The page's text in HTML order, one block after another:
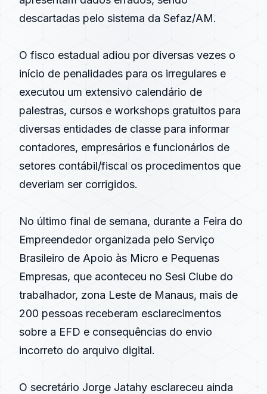
descartadas pelo sistema da Sefaz/AM.
O fisco estadual adiou por diversas vezes o
início de penalidades para os irregulares e
executou um extensivo calendário de
palestras, cursos e workshops gratuitos para
diversas entidades de classe para informar
contadores, empresários e funcionários de
setores contábil/fiscal os procedimentos que
deveriam ser corrigidos.
No último final de semana, durante a Feira do
Empreendedor organizada pelo Serviço
Brasileiro de Apoio às Micro e Pequenas
Empresas, que aconteceu no Sesi Clube do
trabalhador, zona Leste de Manaus, mais de
200 pessoas receberam esclarecimentos
sobre a EFD e consequências do envio
incorreto do arquivo digital.
O secretário Jorge Jatahy esclareceu ainda